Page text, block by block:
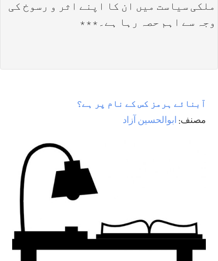
ملکی سیاست میں ان کا اپنے اثر و رسوخ کی
وجہ سے اہم حصہ رہا ہے۔٭٭٭
آبنائے ہرمز کس کے نام پر ہے؟
مصنف: ابوالحسين آزاد